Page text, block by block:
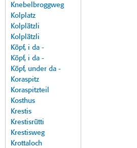
Knebelbroggweg
Kolplatz
Kolplätzli
Kolplätzli
Köpf, i da -
Köpf, i da -
Köpf, under da -
Koraspitz
Koraspitzteil
Kosthus
Krestis
Krestisrütti
Krestisweg
Krottaloch